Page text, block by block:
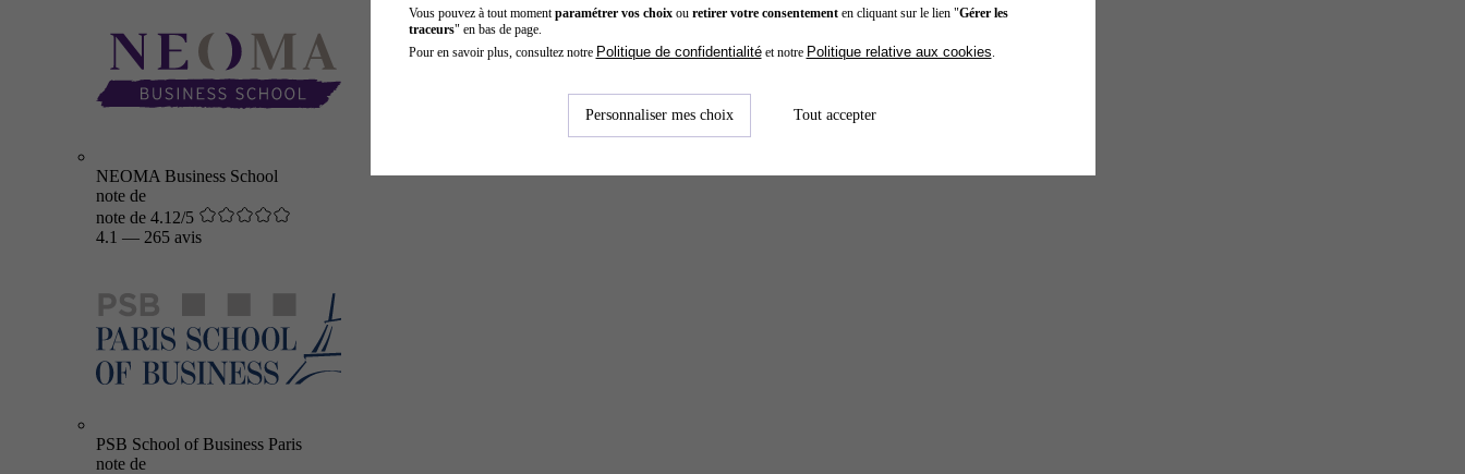
NEOMA Business School
note de
note de 4.12/5
4.1 — 265 avis
PSB School of Business Paris
note de
Vous pouvez à tout moment paramétrer vos choixou retirer votre consentementen cliquant sur le lien "Gérer les
traceurs" en bas de page.
Pour en savoir plus, consultez notre Politique de confidentialitéet notre Politique relative aux cookies
Personnaliser mes choix Tout accepter